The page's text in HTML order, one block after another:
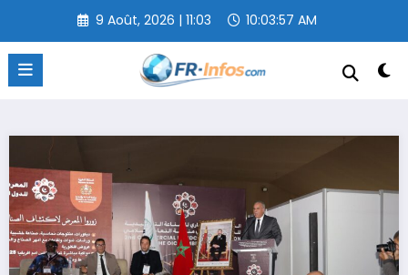
contenu
9 Août, 2026 | 11:03 10:03:57 AM